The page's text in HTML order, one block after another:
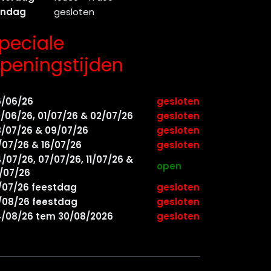
gesloten
06/26
gesloten
06/26, 01/07/26 & 02/07/26
gesloten
07/26 & 09/07/26
gesloten
07/26 & 16/07/26
gesloten
07/26, 07/07/26, 11/07/26 &
07/26
open
07/26 feestdag
gesloten
08/26 feestdag
gesloten
08/26 tem 30/08/2026
gesloten